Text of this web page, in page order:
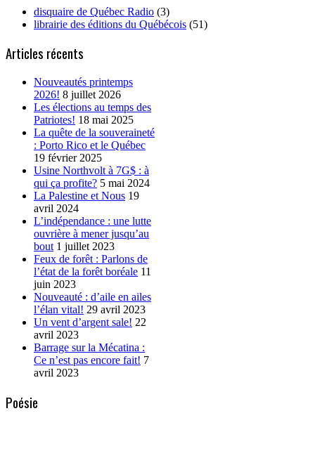
disquaire de Québec Radio (3)
librairie des éditions du Québécois (51)
Articles récents
Nouveautés printemps
2026! 8 juillet 2026
Les élections au temps des
Patriotes! 18 mai 2025
La quête de la souveraineté
: Porto Rico et le Québec
19 février 2025
Usine Northvolt à 7G$ : à
qui ça profite? 5 mai 2024
La Palestine et Nous 19
avril 2024
L’indépendance : une lutte
ouvrière à mener jusqu’au
bout 1 juillet 2023
Feux de forêt : Parlons de
l’état de la forêt boréale 11
juin 2023
Nouveauté : d’aile en ailes
l’élan vital! 29 avril 2023
Un vent d’argent sale! 22
avril 2023
Barrage sur la Mécatina :
Ce n’est pas encore fait! 7
avril 2023
Poésie